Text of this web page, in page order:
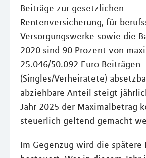
Beiträge zur gesetzlichen
Rentenversicherung, für
Versorgungswerke sowie die
2020 sind 90 Prozent von
25.046/50.092 Euro Beiträgen
(Singles/Verheiratete)
abziehbare Anteil steigt
Jahr 2025 der Maximalbetrag
steuerlich geltend gemacht
Im Gegenzug wird die spätere